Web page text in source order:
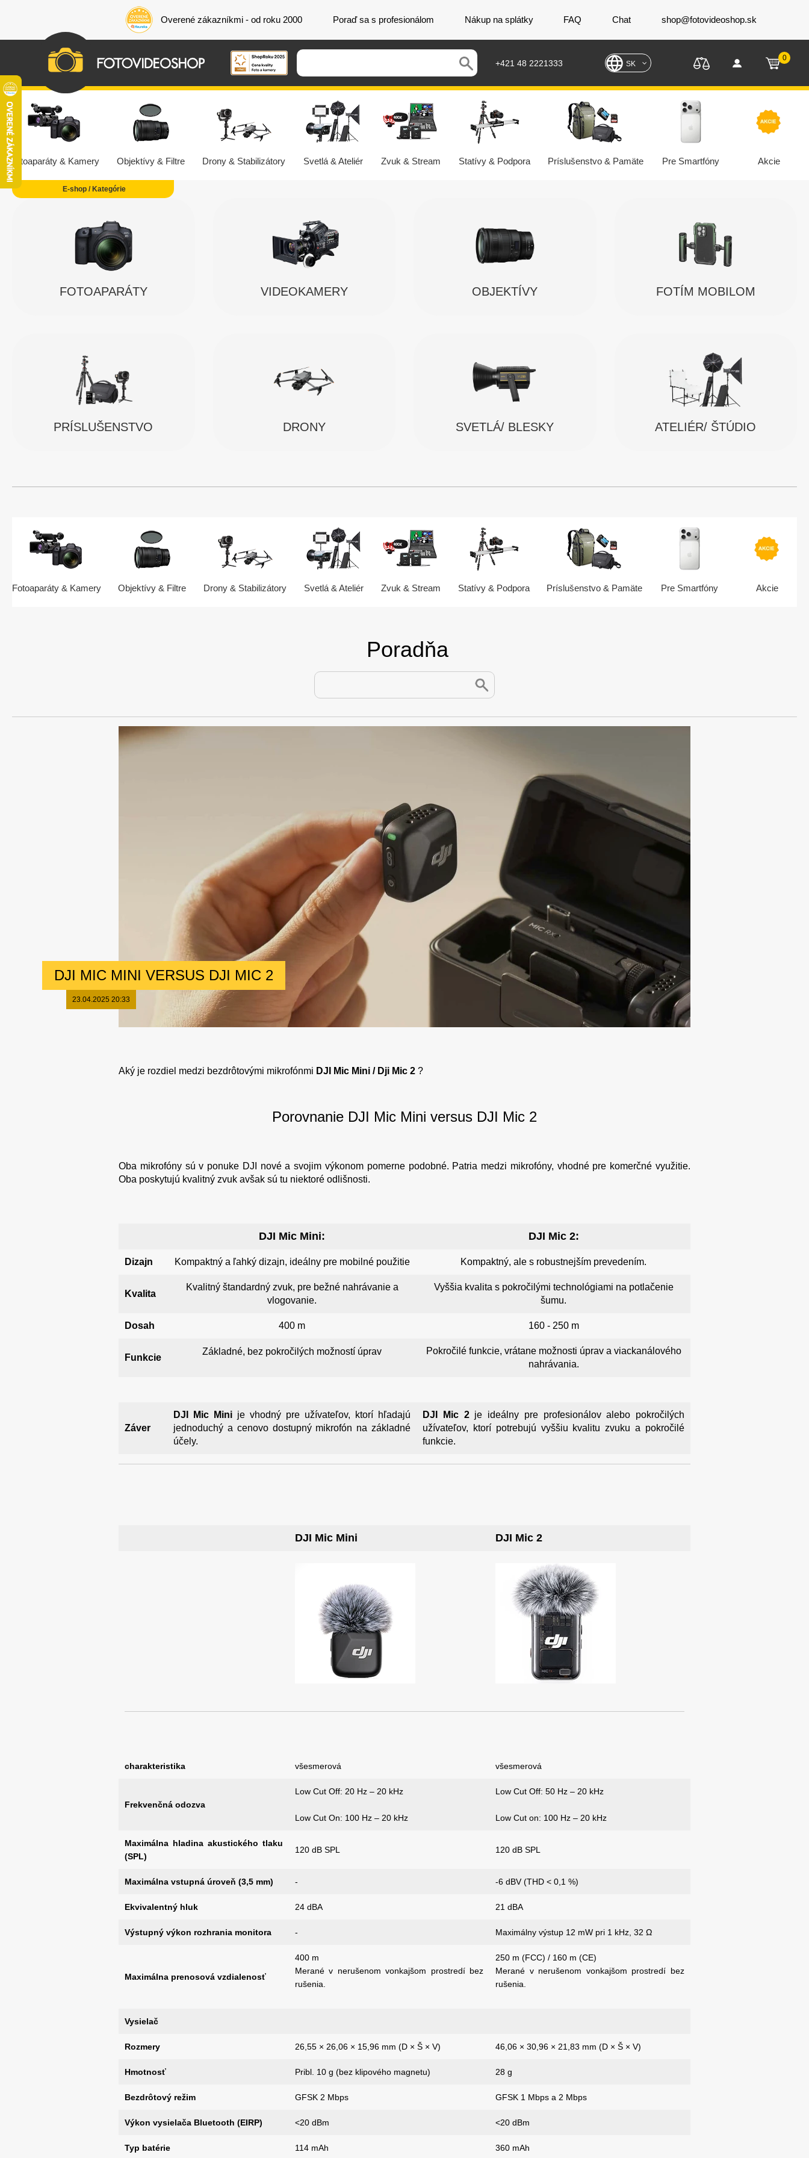
Overené zákazníkmi - od roku 2000 Poraď sa s profesionálom Nákup na splátky FAQ Chat shop@fotovideoshop.sk
+421 48 2221333 SK
0
Fotoaparáty & Kamery Objektívy & Filtre Drony & Stabilizátory Svetlá & Ateliér Zvuk & Stream Statívy & Podpora Príslušenstvo & Pamäte Pre Smartfóny Akcie
FOTOAPARÁTY VIDEOKAMERY OBJEKTÍVY FOTÍM MOBILOM
PRÍSLUŠENSTVO DRONY SVETLÁ/ BLESKY ATELIÉR/ ŠTÚDIO
Fotoaparáty & Kamery Objektívy & Filtre Drony & Stabilizátory Svetlá & Ateliér Zvuk & Stream Statívy & Podpora Príslušenstvo & Pamäte Pre Smartfóny Akcie
Poradňa
DJI MIC MINI VERSUS DJI MIC 2
23.04.2025 20:33
Aký je rozdiel medzi bezdrôtovými mikrofónmi DJI Mic Mini / Dji Mic 2 ?
Porovnanie DJI Mic Mini versus DJI Mic 2
Oba mikrofóny sú v ponuke DJI nové a svojim výkonom pomerne podobné. Patria medzi mikrofóny, vhodné pre komerčné využitie.
Oba poskytujú kvalitný zvuk avšak sú tu niektoré odlišnosti.
DJI Mic Mini: DJI Mic 2:
Dizajn Kompaktný a ľahký dizajn, ideálny pre mobilné použitie Kompaktný, ale s robustnejším prevedením.
Kvalita
Kvalitný štandardný zvuk, pre bežné nahrávanie a
vlogovanie.
Vyššia kvalita s pokročilými technológiami na potlačenie
šumu.
Dosah 400 m 160 - 250 m
Funkcie
Základné, bez pokročilých možností úprav
Pokročilé funkcie, vrátane možnosti úprav a viackanálového
nahrávania.
Záver
DJI Mic Mini je vhodný pre užívateľov, ktorí hľadajú
jednoduchý a cenovo dostupný mikrofón na základné
účely.
DJI Mic 2 je ideálny pre profesionálov alebo pokročilých
užívateľov, ktorí potrebujú vyššiu kvalitu zvuku a pokročilé
funkcie.
DJI Mic Mini DJI Mic 2
charakteristika všesmerová všesmerová
Frekvenčná odozva
Low Cut Off: 20 Hz – 20 kHz
Low Cut On: 100 Hz – 20 kHz
Low Cut Off: 50 Hz – 20 kHz
Low Cut on: 100 Hz – 20 kHz
Maximálna hladina akustického tlaku
(SPL)
120 dB SPL 120 dB SPL
Maximálna vstupná úroveň (3,5 mm) - -6 dBV (THD < 0,1 %)
Ekvivalentný hluk 24 dBA 21 dBA
Výstupný výkon rozhrania monitora - Maximálny výstup 12 mW pri 1 kHz, 32 Ω
Maximálna prenosová vzdialenosť
400 m
Merané v nerušenom vonkajšom prostredí bez
rušenia.
250 m (FCC) / 160 m (CE)
Merané v nerušenom vonkajšom prostredí bez
rušenia.
Vysielač
Rozmery 26,55 × 26,06 × 15,96 mm (D × Š × V) 46,06 × 30,96 × 21,83 mm (D × Š × V)
Hmotnosť Pribl. 10 g (bez klipového magnetu) 28 g
Bezdrôtový režim GFSK 2 Mbps GFSK 1 Mbps a 2 Mbps
Výkon vysielača Bluetooth (EIRP) <20 dBm <20 dBm
Typ batérie 114 mAh 360 mAh
E-shop / Kategórie